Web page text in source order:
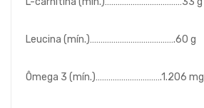
Leucina (mín.)………………………………….60 g
Ômega 3 (mín.)………………………….1.206 mg